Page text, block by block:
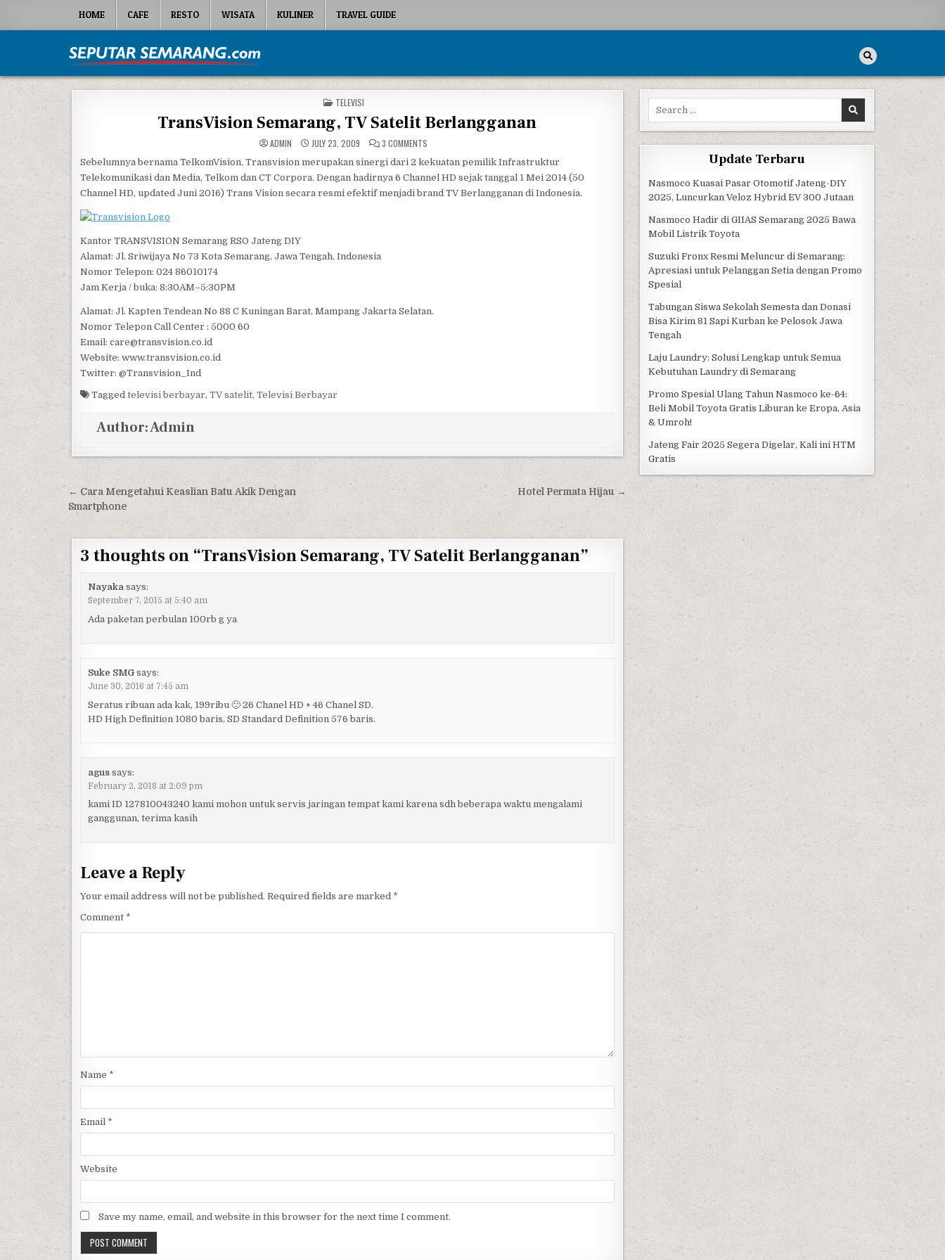
HOME CAFE RESTO WISATA KULINER TRAVEL GUIDE
Seputar Semarang
POSTED IN
TELEVISI
TransVision Semarang, TV Satelit Berlangganan
ADMIN JULY 23, 2009 3 COMMENTS
Sebelumnya bernama TelkomVision, Transvision merupakan sinergi dari 2 kekuatan pemilik Infrastruktur
Telekomunikasi dan Media, Telkom dan CT Corpora. Dengan hadirnya 6 Channel HD sejak tanggal 1 Mei 2014 (50
Channel HD, updated Juni 2016) Trans Vision secara resmi efektif menjadi brand TV Berlangganan di Indonesia.
Kantor TRANSVISION Semarang RSO Jateng DIY
Alamat: Jl. Sriwijaya No 73 Kota Semarang, Jawa Tengah, Indonesia
Nomor Telepon: 024 86010174
Jam Kerja / buka: 8:30AM–5:30PM
Alamat: Jl. Kapten Tendean No 88 C Kuningan Barat, Mampang Jakarta Selatan.
Nomor Telepon Call Center : 5000 60
Email: care@transvision.co.id
Website: www.transvision.co.id
Twitter: @Transvision_Ind
Tagged televisi berbayar, TV satelit, Televisi Berbayar
Author:Admin
Post navigation Hotel Permata Hijau →
← Cara Mengetahui Keaslian Batu Akik Dengan
Smartphone
3 thoughts on “TransVision Semarang, TV Satelit Berlangganan”
Nayaka says:
September 7, 2015 at 5:40 am
Ada paketan perbulan 100rb g ya
Suke SMG says:
June 30, 2016 at 7:45 am
Seratus ribuan ada kak, 199ribu 🙂 26 Chanel HD + 46 Chanel SD.
HD High Definition 1080 baris, SD Standard Definition 576 baris.
agus says:
February 2, 2018 at 2:09 pm
kami ID 127810043240 kami mohon untuk servis jaringan tempat kami karena sdh beberapa waktu mengalami
ganggunan, terima kasih
Leave a Reply
Your email address will not be published. Required fields are marked *
Comment *
Name *
Email *
Website
Save my name, email, and website in this browser for the next time I comment.
Search for:
Update Terbaru
Nasmoco Kuasai Pasar Otomotif Jateng-DIY
2025, Luncurkan Veloz Hybrid EV 300 Jutaan
Nasmoco Hadir di GIIAS Semarang 2025 Bawa
Mobil Listrik Toyota
Suzuki Fronx Resmi Meluncur di Semarang:
Apresiasi untuk Pelanggan Setia dengan Promo
Spesial
Tabungan Siswa Sekolah Semesta dan Donasi
Bisa Kirim 81 Sapi Kurban ke Pelosok Jawa
Tengah
Laju Laundry: Solusi Lengkap untuk Semua
Kebutuhan Laundry di Semarang
Promo Spesial Ulang Tahun Nasmoco ke-64:
Beli Mobil Toyota Gratis Liburan ke Eropa, Asia
& Umroh!
Jateng Fair 2025 Segera Digelar, Kali ini HTM
Gratis